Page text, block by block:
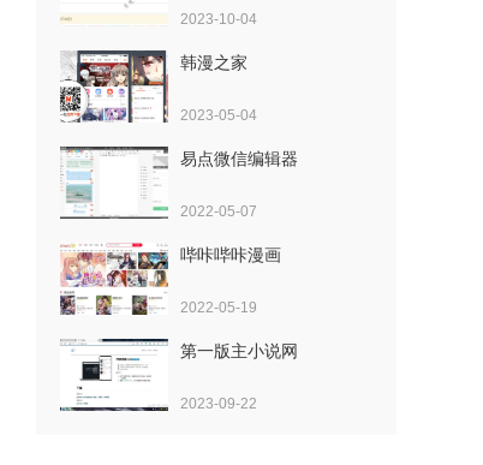
2023-10-04
韩漫之家
2023-05-04
易点微信编辑器
2022-05-07
哔咔哔咔漫画
2022-05-19
第一版主小说网
2023-09-22